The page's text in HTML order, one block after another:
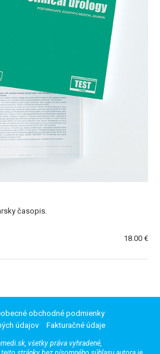
časopis.
18.00 €
obchodné podmienky
údajov
Fakturačné údaje
všetky práva vyhradené,